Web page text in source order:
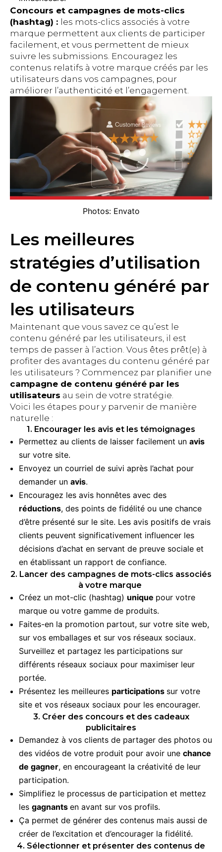
Concours et campagnes de mots-clics
(hashtag) : les mots-clics associés à votre
marque permettent aux clients de participer
facilement, et vous permettent de mieux
suivre les submissions. Encouragez les
contenus relatifs à votre marque créés par les
utilisateurs dans vos campagnes, pour
améliorer l’authenticité et l’engagement.
Photos: Envato
Les meilleures
stratégies d’utilisation
de contenu généré par
les utilisateurs
Maintenant que vous savez ce qu’est le
contenu généré par les utilisateurs, il est
temps de passer à l’action. Vous êtes prêt(e) à
profiter des avantages du contenu généré par
les utilisateurs ? Commencez par planifier une
campagne de contenu généré par les
utilisateurs au sein de votre stratégie.
Voici les étapes pour y parvenir de manière
naturelle :
1. Encourager les avis et les témoignages
Permettez au clients de laisser facilement un avis
sur votre site.
Envoyez un courriel de suivi après l’achat pour
demander un avis.
Encouragez les avis honnêtes avec des
réductions, des points de fidélité ou une chance
d’être présenté sur le site. Les avis positifs de vrais
clients peuvent significativement influencer les
décisions d’achat en servant de preuve sociale et
en établissant un rapport de confiance.
2. Lancer des campagnes de mots-clics associés
à votre marque
Créez un mot-clic (hashtag) unique pour votre
marque ou votre gamme de produits.
Faites-en la promotion partout, sur votre site web,
sur vos emballages et sur vos réseaux sociaux.
Surveillez et partagez les participations sur
différents réseaux sociaux pour maximiser leur
portée.
Présentez les meilleures participations sur votre
site et vos réseaux sociaux pour les encourager.
3. Créer des concours et des cadeaux
publicitaires
Demandez à vos clients de partager des photos ou
des vidéos de votre produit pour avoir une chance
de gagner, en encourageant la créativité de leur
participation.
Simplifiez le processus de participation et mettez
les gagnants en avant sur vos profils.
Ça permet de générer des contenus mais aussi de
créer de l’excitation et d’encourager la fidélité.
4. Sélectionner et présenter des contenus de